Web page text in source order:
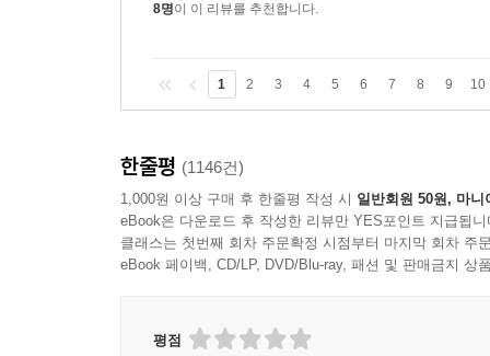
8명이 이 리뷰를 추천합니다.
1 2 3 4 5 6 7 8 9 10
한줄평 (1146건)
1,000원 이상 구매 후 한줄평 작성 시 일반회원 50원, 마니
eBook은 다운로드 후 작성한 리뷰만 YES포인트 지급됩니
클래스는 첫번째 회차 주문확정 시점부터 마지막 회차 주
eBook 페이백, CD/LP, DVD/Blu-ray, 패션 및 판매금지 상
평점